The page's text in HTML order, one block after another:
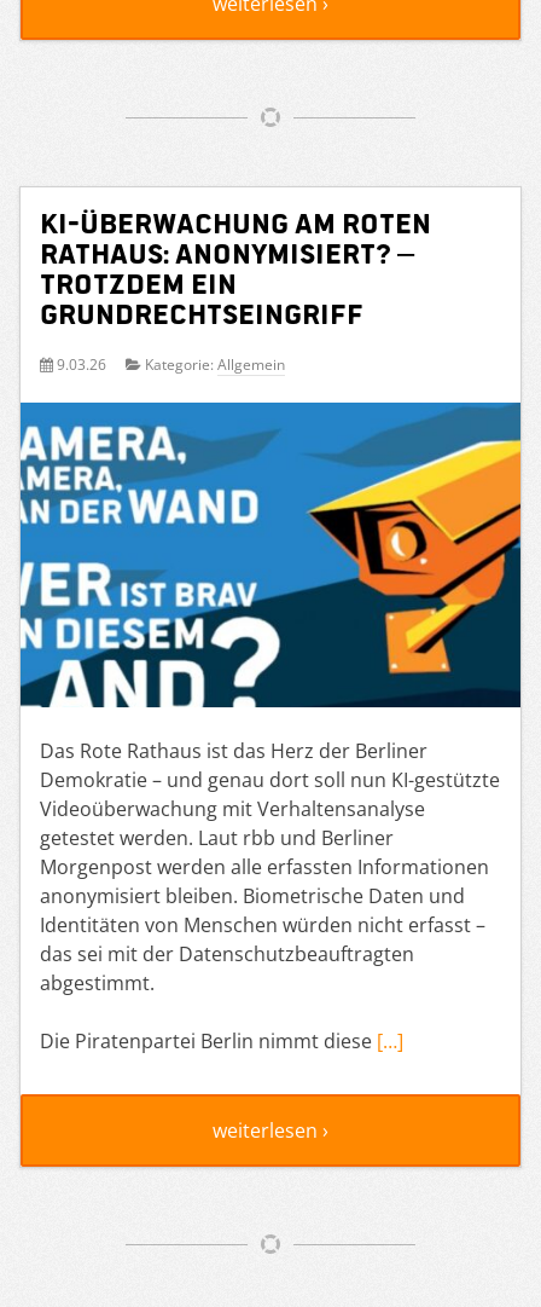
KI-Überwachung am Roten
Rathaus: Anonymisiert? –
Trotzdem ein
Grundrechtseingriff
9.03.26 Kategorie: Allgemein
Das Rote Rathaus ist das Herz der Berliner
Demokratie – und genau dort soll nun KI-gestützte
Videoüberwachung mit Verhaltensanalyse
getestet werden. Laut rbb und Berliner
Morgenpost werden alle erfassten Informationen
anonymisiert bleiben. Biometrische Daten und
Identitäten von Menschen würden nicht erfasst –
das sei mit der Datenschutzbeauftragten
abgestimmt.
Die Piratenpartei Berlin nimmt diese […]
weiterlesen ›